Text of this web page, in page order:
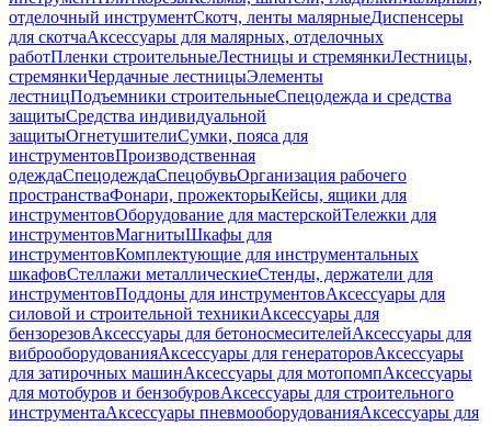
отделочный инструментСкотч, ленты малярныеДиспенсеры
для скотчаАксессуары для малярных, отделочных
работПленки строительныеЛестницы и стремянкиЛестницы,
стремянкиЧердачные лестницыЭлементы
лестницПодъемники строительныеСпецодежда и средства
защитыСредства индивидуальной
защитыОгнетушителиСумки, пояса для
инструментовПроизводственная
одеждаСпецодеждаСпецобувьОрганизация рабочего
пространстваФонари, прожекторыКейсы, ящики для
инструментовОборудование для мастерскойТележки для
инструментовМагнитыШкафы для
инструментовКомплектующие для инструментальных
шкафовСтеллажи металлическиеСтенды, держатели для
инструментовПоддоны для инструментовАксессуары для
силовой и строительной техникиАксессуары для
бензорезовАксессуары для бетоносмесителейАксессуары для
виброоборудованияАксессуары для генераторовАксессуары
для затирочных машинАксессуары для мотопомпАксессуары
для мотобуров и бензобуровАксессуары для строительного
инструментаАксессуары пневмооборудованияАксессуары для